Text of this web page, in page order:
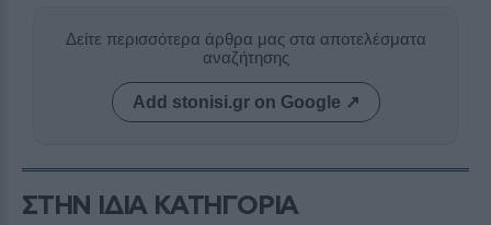
Δείτε περισσότερα άρθρα μας στα αποτελέσματα
αναζήτησης
Add stonisi.gr on Google ↗
ΣΤΗΝ ΙΔΙΑ ΚΑΤΗΓΟΡΙΑ